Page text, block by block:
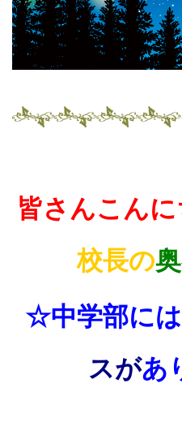
皆さんこんに
校長の
☆中学部には
スがあ